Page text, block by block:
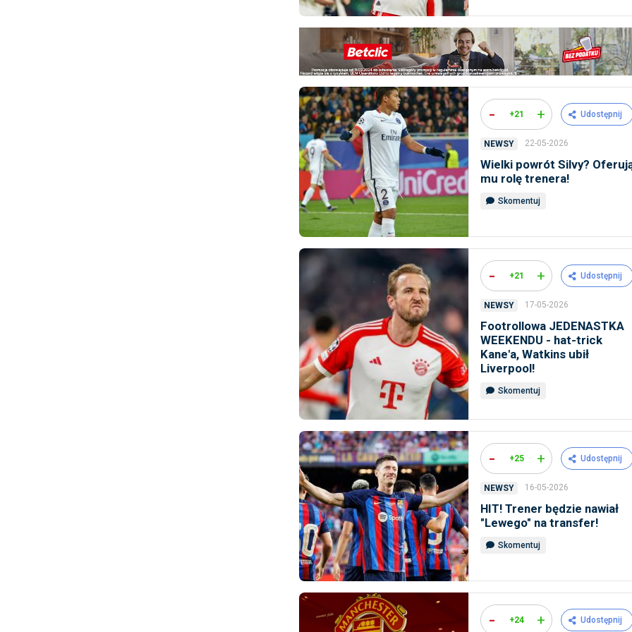
- +21 + Udostępnij
NEWSY 22-05-2026
Wielki powrót Silvy?
mu rolę trenera!
Skomentuj
- +21 + Udostępnij
NEWSY 17-05-2026
Footrollowa JEDENASTKA
WEEKENDU - hat-trick
Kane'a, Watkins ubił
Liverpool!
Skomentuj
- +25 + Udostępnij
NEWSY 16-05-2026
HIT! Trener będzie nawiał
"Lewego" na transfer!
Skomentuj
- +24 + Udostępnij